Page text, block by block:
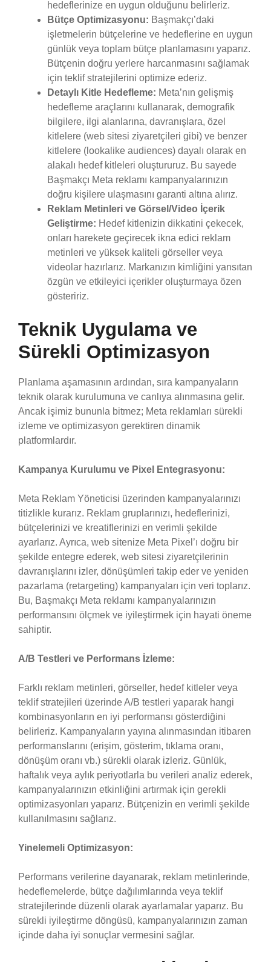
hedeflerinize en uygun olduğunu belirleriz.
Bütçe Optimizasyonu: Başmakçı’daki
işletmelerin bütçelerine ve hedeflerine en uygun
günlük veya toplam bütçe planlamasını yaparız.
Bütçenin doğru yerlere harcanmasını sağlamak
için teklif stratejilerini optimize ederiz.
Detaylı Kitle Hedefleme: Meta’nın gelişmiş
hedefleme araçlarını kullanarak, demografik
bilgilere, ilgi alanlarına, davranışlara, özel
kitlelere (web sitesi ziyaretçileri gibi) ve benzer
kitlelere (lookalike audiences) dayalı olarak en
alakalı hedef kitleleri oluştururuz. Bu sayede
Başmakçı Meta reklamı kampanyalarınızın
doğru kişilere ulaşmasını garanti altına alırız.
Reklam Metinleri ve Görsel/Video İçerik
Geliştirme: Hedef kitlenizin dikkatini çekecek,
onları harekete geçirecek ikna edici reklam
metinleri ve yüksek kaliteli görseller veya
videolar hazırlarız. Markanızın kimliğini yansıtan
özgün ve etkileyici içerikler oluşturmaya özen
gösteririz.
Teknik Uygulama ve
Sürekli Optimizasyon
Planlama aşamasının ardından, sıra kampanyaların
teknik olarak kurulumuna ve canlıya alınmasına gelir.
Ancak işimiz bununla bitmez; Meta reklamları sürekli
izleme ve optimizasyon gerektiren dinamik
platformlardır.
Kampanya Kurulumu ve Pixel Entegrasyonu:
Meta Reklam Yöneticisi üzerinden kampanyalarınızı
titizlikle kurarız. Reklam gruplarınızı, hedeflerinizi,
bütçelerinizi ve kreatiflerinizi en verimli şekilde
ayarlarız. Ayrıca, web sitenize Meta Pixel’ı doğru bir
şekilde entegre ederek, web sitesi ziyaretçilerinin
davranışlarını izler, dönüşümleri takip eder ve yeniden
pazarlama (retargeting) kampanyaları için veri toplarız.
Bu, Başmakçı Meta reklamı kampanyalarınızın
performansını ölçmek ve iyileştirmek için hayati öneme
sahiptir.
A/B Testleri ve Performans İzleme:
Farklı reklam metinleri, görseller, hedef kitleler veya
teklif stratejileri üzerinde A/B testleri yaparak hangi
kombinasyonların en iyi performansı gösterdiğini
belirleriz. Kampanyaların yayına alınmasından itibaren
performanslarını (erişim, gösterim, tıklama oranı,
dönüşüm oranı vb.) sürekli olarak izleriz. Günlük,
haftalık veya aylık periyotlarla bu verileri analiz ederek,
kampanyalarınızın etkinliğini artırmak için gerekli
optimizasyonları yaparız. Bütçenizin en verimli şekilde
kullanılmasını sağlarız.
Yinelemeli Optimizasyon:
Performans verilerine dayanarak, reklam metinlerinde,
hedeflemelerde, bütçe dağılımlarında veya teklif
stratejilerinde düzenli olarak ayarlamalar yaparız. Bu
sürekli iyileştirme döngüsü, kampanyalarınızın zaman
içinde daha iyi sonuçlar vermesini sağlar.